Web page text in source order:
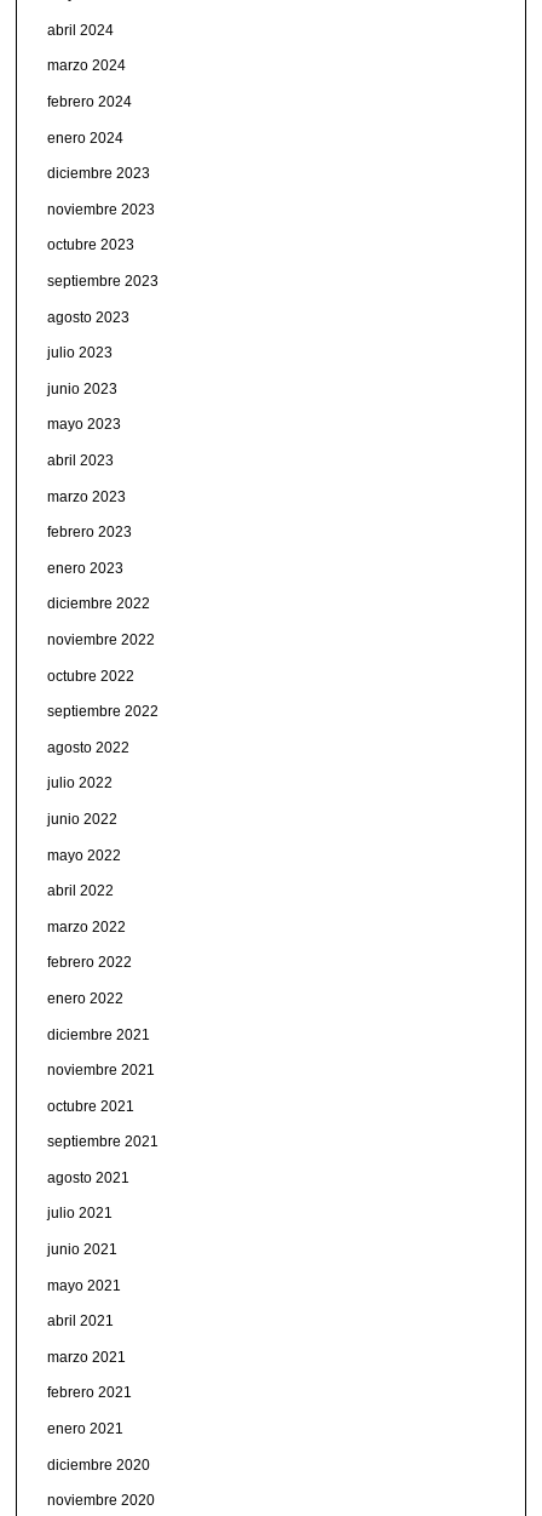
abril 2024
marzo 2024
febrero 2024
enero 2024
diciembre 2023
noviembre 2023
octubre 2023
septiembre 2023
agosto 2023
julio 2023
junio 2023
mayo 2023
abril 2023
marzo 2023
febrero 2023
enero 2023
diciembre 2022
noviembre 2022
octubre 2022
septiembre 2022
agosto 2022
julio 2022
junio 2022
mayo 2022
abril 2022
marzo 2022
febrero 2022
enero 2022
diciembre 2021
noviembre 2021
octubre 2021
septiembre 2021
agosto 2021
julio 2021
junio 2021
mayo 2021
abril 2021
marzo 2021
febrero 2021
enero 2021
diciembre 2020
noviembre 2020